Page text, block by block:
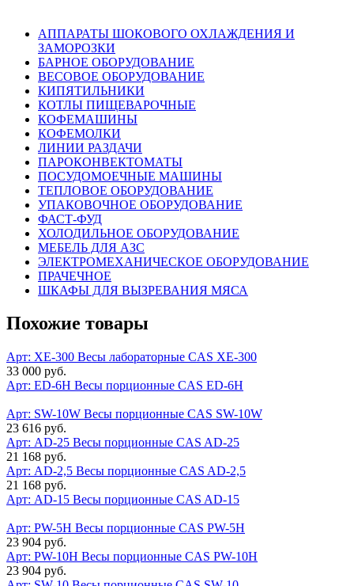
АППАРАТЫ ШОКОВОГО ОХЛАЖДЕНИЯ И
ЗАМОРОЗКИ
БАРНОЕ ОБОРУДОВАНИЕ
ВЕСОВОЕ ОБОРУДОВАНИЕ
КИПЯТИЛЬНИКИ
КОТЛЫ ПИЩЕВАРОЧНЫЕ
КОФЕМАШИНЫ
КОФЕМОЛКИ
ЛИНИИ РАЗДАЧИ
ПАРОКОНВЕКТОМАТЫ
ПОСУДОМОЕЧНЫЕ МАШИНЫ
ТЕПЛОВОЕ ОБОРУДОВАНИЕ
УПАКОВОЧНОЕ ОБОРУДОВАНИЕ
ФАСТ-ФУД
ХОЛОДИЛЬНОЕ ОБОРУДОВАНИЕ
МЕБЕЛЬ ДЛЯ АЗС
ЭЛЕКТРОМЕХАНИЧЕСКОЕ ОБОРУДОВАНИЕ
ПРАЧЕЧНОЕ
ШКАФЫ ДЛЯ ВЫЗРЕВАНИЯ МЯСА
Похожие товары
Арт: XE-300 Весы лабораторные CAS XE-300
33 000 руб.
Арт: ED-6H Весы порционные CAS ED-6H
Арт: SW-10W Весы порционные CAS SW-10W
23 616 руб.
Арт: AD-25 Весы порционные CAS AD-25
21 168 руб.
Арт: AD-2,5 Весы порционные CAS AD-2,5
21 168 руб.
Арт: AD-15 Весы порционные CAS AD-15
Арт: PW-5H Весы порционные CAS PW-5H
23 904 руб.
Арт: PW-10H Весы порционные CAS PW-10H
23 904 руб.